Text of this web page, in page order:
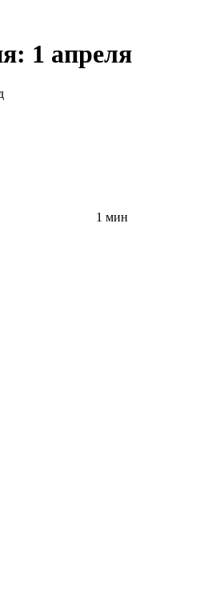
1 апреля
1 мин